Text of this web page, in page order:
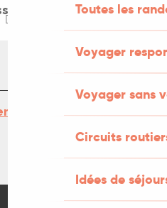
Toutes les
Voyager
Voyager sans
Circuits
Idées de
une erreur